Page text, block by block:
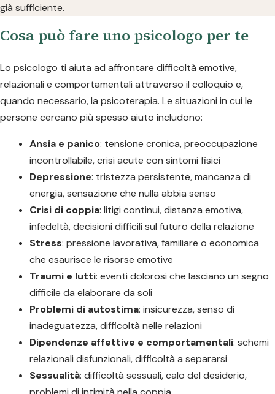
già sufficiente.
Cosa può fare uno psicologo per te
Lo psicologo ti aiuta ad affrontare difficoltà emotive,
relazionali e comportamentali attraverso il colloquio e,
quando necessario, la psicoterapia. Le situazioni in cui le
persone cercano più spesso aiuto includono:
Ansia e panico: tensione cronica, preoccupazione
incontrollabile, crisi acute con sintomi fisici
Depressione: tristezza persistente, mancanza di
energia, sensazione che nulla abbia senso
Crisi di coppia: litigi continui, distanza emotiva,
infedeltà, decisioni difficili sul futuro della relazione
Stress: pressione lavorativa, familiare o economica
che esaurisce le risorse emotive
Traumi e lutti: eventi dolorosi che lasciano un segno
difficile da elaborare da soli
Problemi di autostima: insicurezza, senso di
inadeguatezza, difficoltà nelle relazioni
Dipendenze affettive e comportamentali: schemi
relazionali disfunzionali, difficoltà a separarsi
Sessualità: difficoltà sessuali, calo del desiderio,